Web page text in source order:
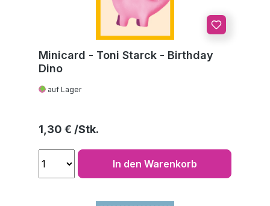
Minicard - Toni Starck - Birthday
Dino
auf Lager
Regulärer Preis:
1,30 €
In den Warenkorb